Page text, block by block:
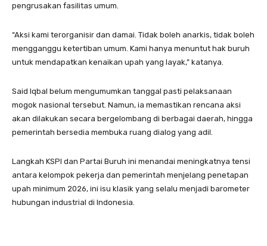
pengrusakan fasilitas umum.
“Aksi kami terorganisir dan damai. Tidak boleh anarkis, tidak boleh
mengganggu ketertiban umum. Kami hanya menuntut hak buruh
untuk mendapatkan kenaikan upah yang layak,” katanya.
Said Iqbal belum mengumumkan tanggal pasti pelaksanaan
mogok nasional tersebut. Namun, ia memastikan rencana aksi
akan dilakukan secara bergelombang di berbagai daerah, hingga
pemerintah bersedia membuka ruang dialog yang adil.
Langkah KSPI dan Partai Buruh ini menandai meningkatnya tensi
antara kelompok pekerja dan pemerintah menjelang penetapan
upah minimum 2026, ini isu klasik yang selalu menjadi barometer
hubungan industrial di Indonesia.